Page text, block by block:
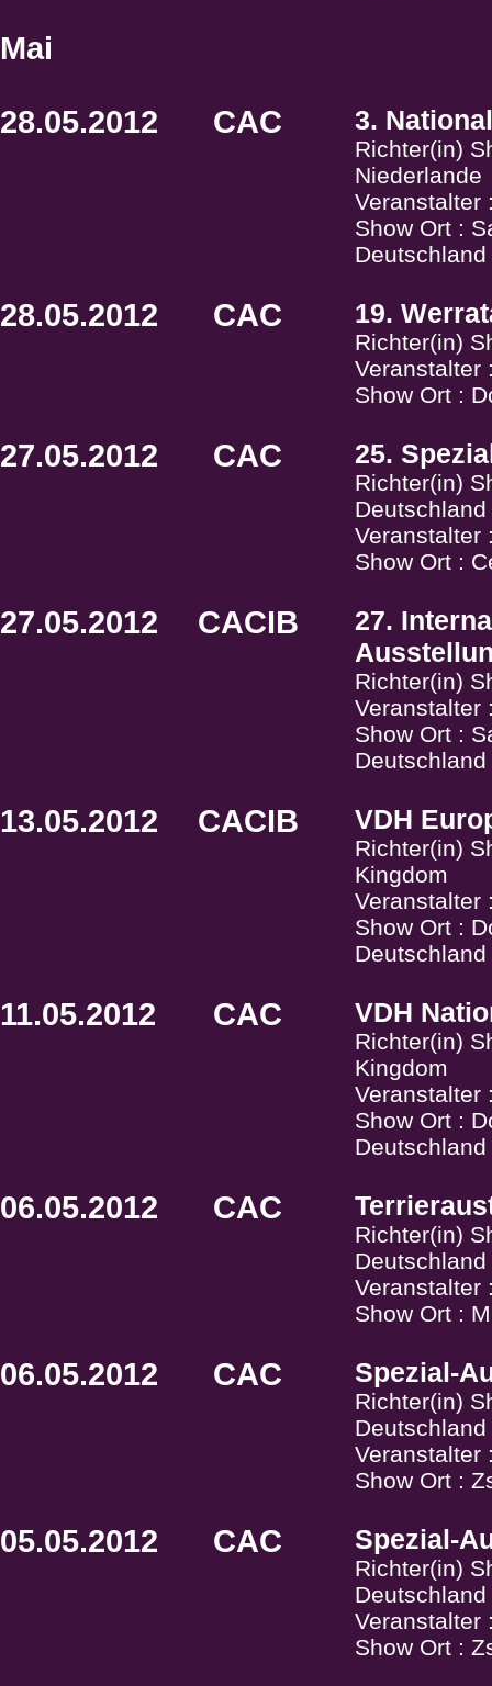
Mai
28.05.2012 CAC 3.
Richter(in)
Niederlande
Veranstalter
Show Ort :
Deutschland
28.05.2012 CAC 19.
Richter(in)
Veranstalter
Show Ort :
27.05.2012 CAC 25.
Richter(in)
Deutschland
Veranstalter
Show Ort :
27.05.2012 CACIB
27.
Richter(in)
Veranstalter
Show Ort :
Deutschland
13.05.2012 CACIB VDH
Richter(in)
Kingdom
Veranstalter
Show Ort :
Deutschland
11.05.2012 CAC VDH
Richter(in)
Kingdom
Veranstalter
Show Ort :
Deutschland
06.05.2012 CAC
Richter(in)
Deutschland
Veranstalter
Show Ort :
06.05.2012 CAC Spezial-
Richter(in)
Deutschland
Veranstalter
Show Ort :
05.05.2012 CAC Spezial-
Richter(in)
Deutschland
Veranstalter
Show Ort :